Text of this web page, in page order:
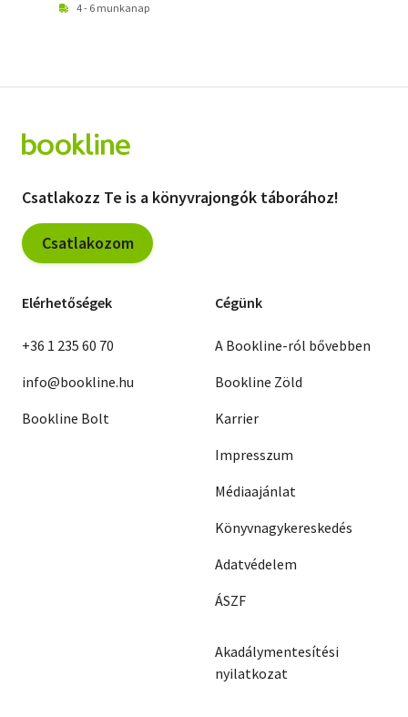
4 - 6 munkanap
Csatlakozz Te is a könyvrajongók táborához!
Csatlakozom
Elérhetőségek
+36 1 235 60 70
info@bookline.hu
Bookline Bolt
Cégünk
A Bookline-ról bővebben
Bookline Zöld
Karrier
Impresszum
Médiaajánlat
Könyvnagykereskedés
Adatvédelem
ÁSZF
Akadálymentesítési
nyilatkozat